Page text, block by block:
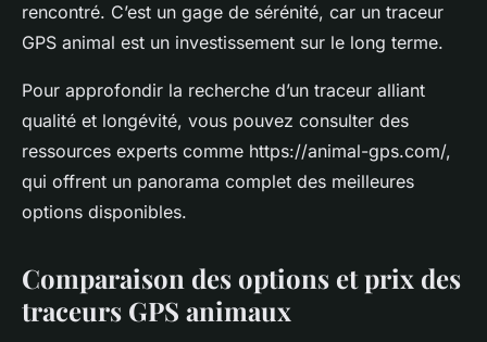
rencontré. C’est un gage de sérénité, car un traceur
GPS animal est un investissement sur le long terme.
Pour approfondir la recherche d’un traceur alliant
qualité et longévité, vous pouvez consulter des
ressources experts comme https://animal-gps.com/,
qui offrent un panorama complet des meilleures
options disponibles.
Comparaison des options et prix des
traceurs GPS animaux